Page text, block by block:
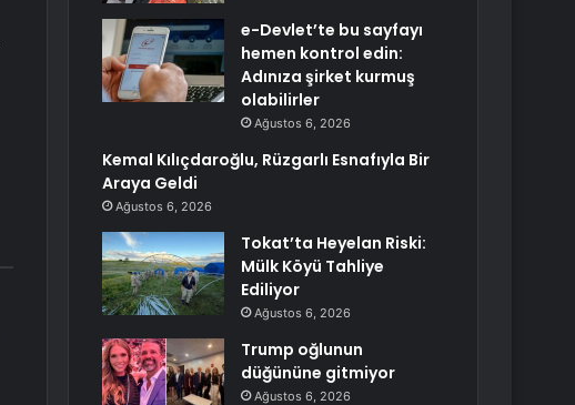
e-Devlet’te bu sayfayı
hemen kontrol edin:
Adınıza şirket kurmuş
olabilirler
Ağustos 6, 2026
Kemal Kılıçdaroğlu, Rüzgarlı Esnafıyla Bir
Araya Geldi
Ağustos 6, 2026
Tokat’ta Heyelan Riski:
Mülk Köyü Tahliye
Ediliyor
Ağustos 6, 2026
Trump oğlunun
düğününe gitmiyor
Ağustos 6, 2026